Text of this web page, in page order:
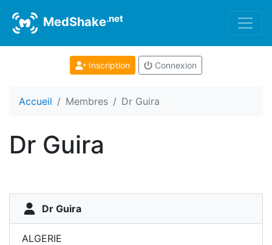
MedShake.net
Inscription Connexion
Accueil Membres Dr Guira
Dr Guira
Dr Guira
ALGERIE